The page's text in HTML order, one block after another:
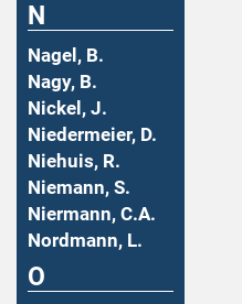
N
Nagel, B.
Nagy, B.
Nickel, J.
Niedermeier, D.
Niehuis, R.
Niemann, S.
Niermann, C.A.
Nordmann, L.
O